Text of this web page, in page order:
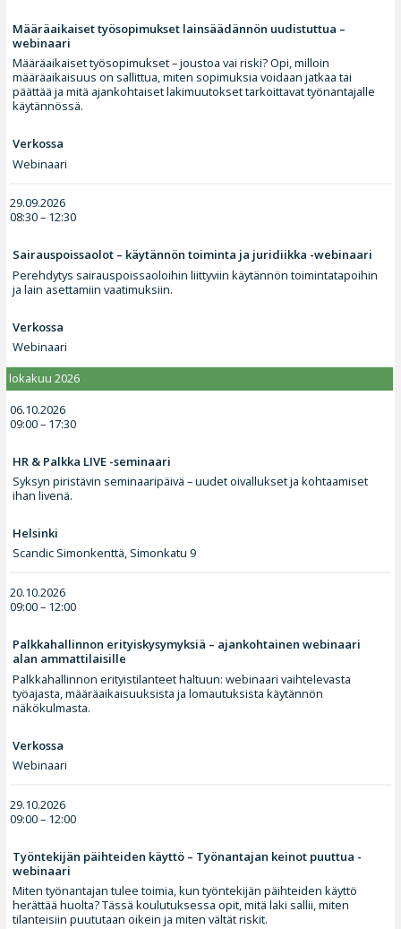
Määräaikaiset työsopimukset lainsäädännön uudistuttua –
webinaari
Määräaikaiset työsopimukset – joustoa vai riski? Opi, milloin
määräaikaisuus on sallittua, miten sopimuksia voidaan jatkaa tai
päättää ja mitä ajankohtaiset lakimuutokset tarkoittavat työnantajalle
käytännössä.
Verkossa
Webinaari
29.09.2026
08:30 – 12:30
Sairauspoissaolot – käytännön toiminta ja juridiikka -webinaari
Perehdytys sairauspoissaoloihin liittyviin käytännön toimintatapoihin
ja lain asettamiin vaatimuksiin.
Verkossa
Webinaari
lokakuu 2026
06.10.2026
09:00 – 17:30
HR & Palkka LIVE -seminaari
Syksyn piristävin seminaaripäivä – uudet oivallukset ja kohtaamiset
ihan livenä.
Helsinki
Scandic Simonkenttä, Simonkatu 9
20.10.2026
09:00 – 12:00
Palkkahallinnon erityiskysymyksiä – ajankohtainen webinaari
alan ammattilaisille
Palkkahallinnon erityistilanteet haltuun: webinaari vaihtelevasta
työajasta, määräaikaisuuksista ja lomautuksista käytännön
näkökulmasta.
Verkossa
Webinaari
29.10.2026
09:00 – 12:00
Työntekijän päihteiden käyttö – Työnantajan keinot puuttua -
webinaari
Miten työnantajan tulee toimia, kun työntekijän päihteiden käyttö
herättää huolta? Tässä koulutuksessa opit, mitä laki sallii, miten
tilanteisiin puututaan oikein ja miten vältät riskit.